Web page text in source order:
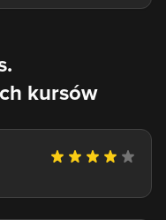
kursów